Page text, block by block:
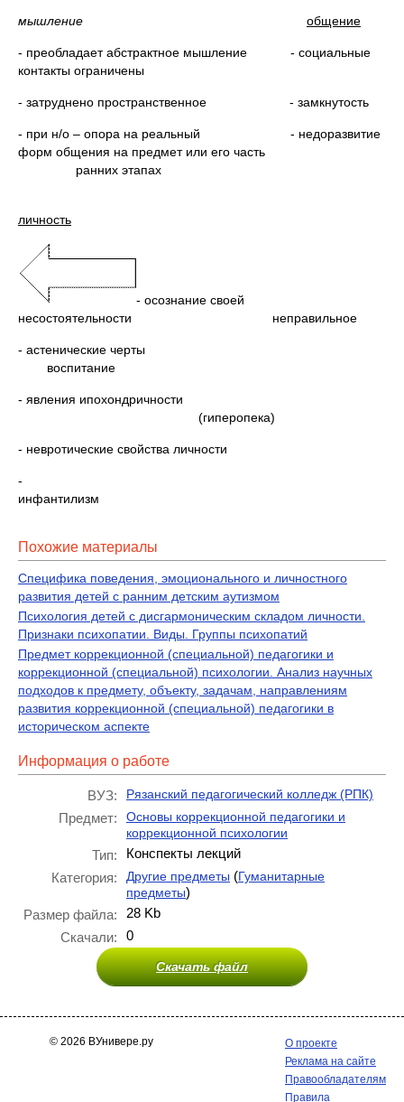
мышление общение
- преобладает абстрактное мышление - социальные
контакты ограничены
- затруднено пространственное - замкнутость
- при н/о – опора на реальный - недоразвитие
форм общения на предмет или его часть
ранних этапах
личность
- осознание своей
несостоятельности неправильное
- астенические черты
воспитание
- явления ипохондричности
(гиперопека)
- невротические свойства личности
-
Похожие материалы
Специфика поведения, эмоционального и личностного
развития детей с ранним детским аутизмом
Психология детей с дисгармоническим складом личности.
Признаки психопатии. Виды. Группы психопатий
Предмет коррекционной (специальной) педагогики и
коррекционной (специальной) психологии. Анализ научных
подходов к предмету, объекту, задачам, направлениям
развития коррекционной (специальной) педагогики в
историческом аспекте
Информация о работе
ВУЗ: Рязанский педагогический колледж (РПК)
Предмет:
Основы коррекционной педагогики и
коррекционной психологии
Тип:
Конспекты лекций
Категория:
Другие предметы (Гуманитарные
предметы)
Размер файла:
28 Kb
Скачали:
0
Скачать файл
© 2026 ВУнивере.ру
О проекте
Реклама на сайте
Правообладателям
Правила